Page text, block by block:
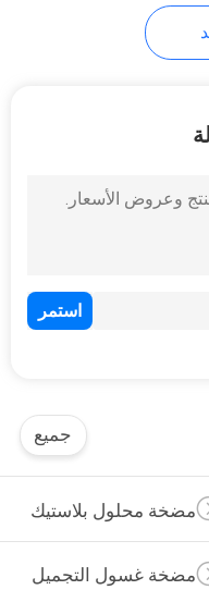
جميع
مضخة محلول بلاستيك
مضخة غسول التجميل